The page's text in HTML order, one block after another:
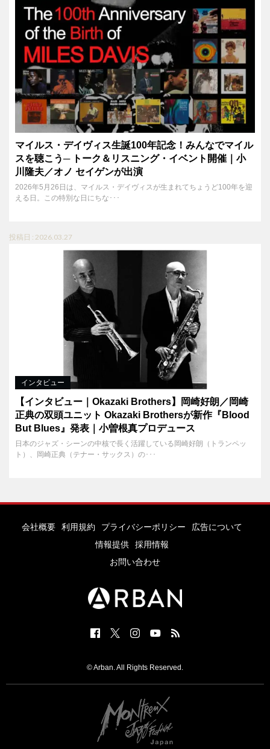
マイルス・デイヴィス生誕100年記念！みんなでマイル
スを聴こう─ トーク＆リスニング・イベント開催｜小
川隆夫／オノ セイゲンが出演
2026年5月26日は、マイルス・デイヴィスが生まれてちょうど100年を迎
える日。この特別な日にちな･･･
投稿日 : 2026.03.27
インタビュー
【インタビュー｜Okazaki Brothers】岡崎好朗／岡崎
正典の双頭ユニット Okazaki Brothersが新作『Blood
But Blues』発表｜小曽根真プロデュース
日本のジャズ・シーンの中核で長く活躍している岡崎好朗（トランペッ
ト）、岡崎正典（テナー・サックス）の･･･
会社概要 利用規約 プライバシーポリシー
広告について
情報提供
採用情報
お問い合わせ
© Arban. All Rights Reserved.